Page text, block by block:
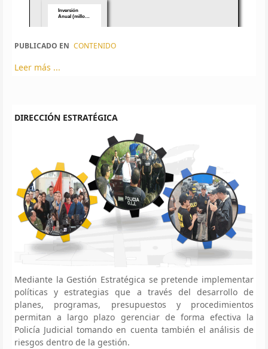
PUBLICADO EN CONTENIDO
Leer más ...
DIRECCIÓN ESTRATÉGICA
Mediante la Gestión Estratégica se pretende implementar
políticas y estrategias que a través del desarrollo de
planes, programas, presupuestos y procedimientos
permitan a largo plazo gerenciar de forma efectiva la
Policía Judicial tomando en cuenta también el análisis de
riesgos dentro de la gestión.